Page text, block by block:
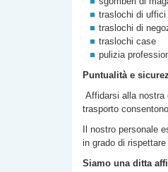
traslochi di uffici
traslochi di
traslochi case
pulizia
Puntualità e
Affidarsi alla nostra
trasporto
Il nostro personale
in grado di
Siamo una ditta